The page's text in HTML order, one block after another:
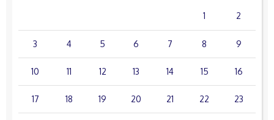
1
2
3 4 5 6 7 8 9
10 11 12 13 14 15 16
17 18 19 20 21 22 23